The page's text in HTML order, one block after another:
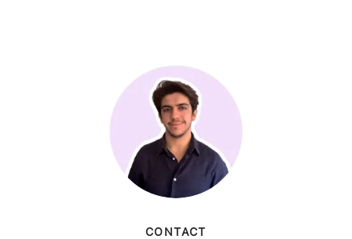
CONTACT